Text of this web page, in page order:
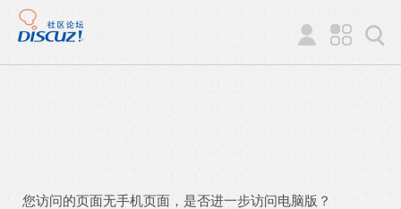
您访问的页面无手机页面，是否进一步访问电脑版？